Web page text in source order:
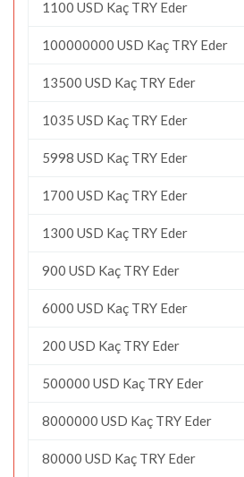
1100 USD Kaç TRY Eder
100000000 USD Kaç TRY Eder
13500 USD Kaç TRY Eder
1035 USD Kaç TRY Eder
5998 USD Kaç TRY Eder
1700 USD Kaç TRY Eder
1300 USD Kaç TRY Eder
900 USD Kaç TRY Eder
6000 USD Kaç TRY Eder
200 USD Kaç TRY Eder
500000 USD Kaç TRY Eder
8000000 USD Kaç TRY Eder
80000 USD Kaç TRY Eder